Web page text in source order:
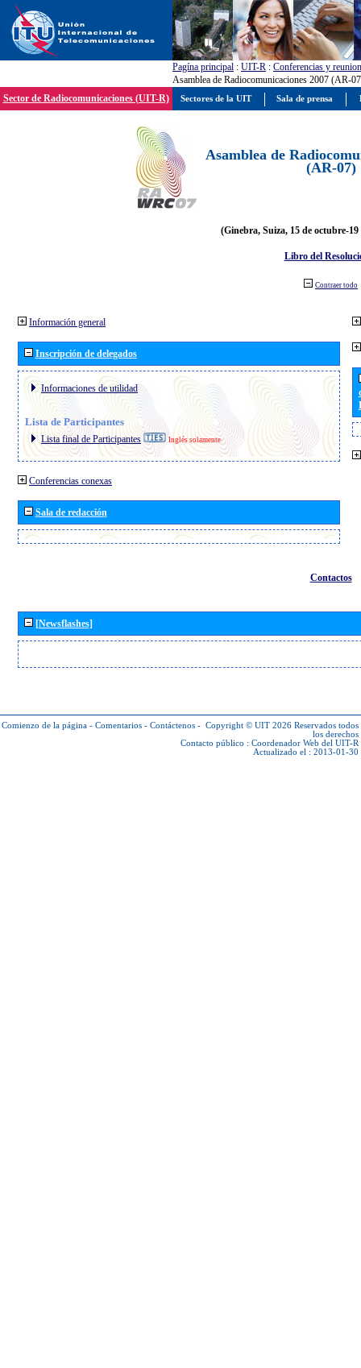
Pagína principal : UIT-R : Conferencias y
Asamblea de Radiocomunicaciones 2007 (AR-
Sector de Radiocomunicaciones (UIT-R)
Asamblea de
(AR-07)
(Ginebra, Suiza, 15 de octubre-19
Libro del
Contraer todo
Información general
Inscripción de delegados
Informaciones de utilidad
Lista de Participantes
Lista final de Participantes Inglés solamente
Conferencias conexas
Sala de redacción
Contactos
[Newsflashes]
Comienzo de la página - Comentarios - Contáctenos - Copyright © UIT 2026 Reservados todos
los derechos
Contacto público : Coordenador Web del UIT-R
Actualizado el : 2013-01-30
Sectores de la UIT Sala de prensa